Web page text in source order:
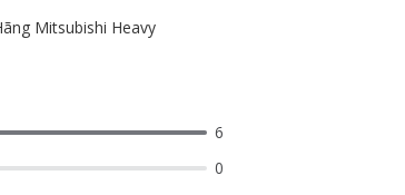
Mitsubishi Heavy
6
0